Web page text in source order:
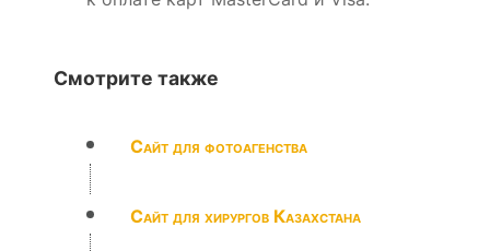
Смотрите также
Сайт для фотоагенства
Сайт для хирургов Казахстана